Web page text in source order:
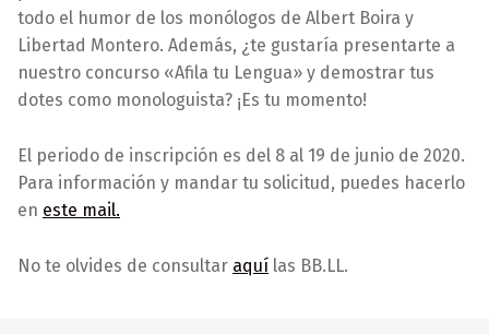
s
todo el humor de los monólogos de Albert Boira y
Libertad Montero. Además, ¿te gustaría presentarte a
nuestro concurso «Afila tu Lengua» y demostrar tus
dotes como monologuista? ¡Es tu momento!
El periodo de inscripción es del 8 al 19 de junio de 2020.
Para información y mandar tu solicitud, puedes hacerlo
en este mail.
No te olvides de consultar aquí las BB.LL.